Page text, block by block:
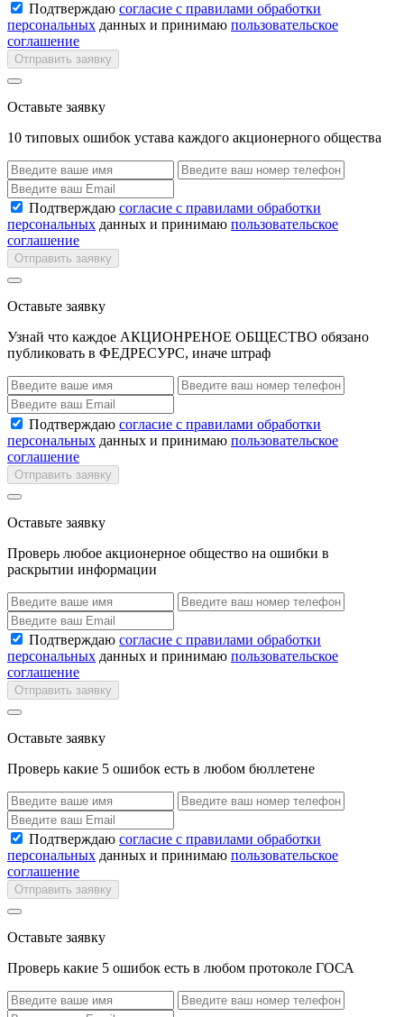
Подтверждаю согласие с правилами обработки
персональных данных и принимаю пользовательское
соглашение
Отправить заявку
Оставьте заявку
10 типовых ошибок устава каждого акционерного общества
Подтверждаю согласие с правилами обработки
персональных данных и принимаю пользовательское
соглашение
Отправить заявку
Оставьте заявку
Узнай что каждое АКЦИОНРЕНОЕ ОБЩЕСТВО обязано
публиковать в ФЕДРЕСУРС, иначе штраф
Подтверждаю согласие с правилами обработки
персональных данных и принимаю пользовательское
соглашение
Отправить заявку
Оставьте заявку
Проверь любое акционерное общество на ошибки в
раскрытии информации
Подтверждаю согласие с правилами обработки
персональных данных и принимаю пользовательское
соглашение
Отправить заявку
Оставьте заявку
Проверь какие 5 ошибок есть в любом бюллетене
Подтверждаю согласие с правилами обработки
персональных данных и принимаю пользовательское
соглашение
Отправить заявку
Оставьте заявку
Проверь какие 5 ошибок есть в любом протоколе ГОСА